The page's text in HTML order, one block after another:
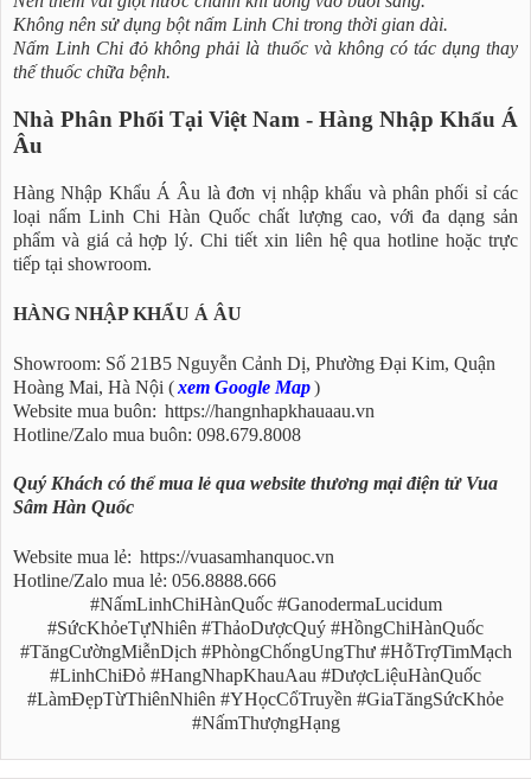
Không nên sử dụng bột nấm Linh Chi trong thời gian dài.
Nấm Linh Chi đỏ không phải là thuốc và không có tác dụng thay
thế thuốc chữa bệnh.
Nhà Phân Phối Tại Việt Nam - Hàng Nhập Khẩu Á
Âu
Hàng Nhập Khẩu Á Âu là đơn vị nhập khẩu và phân phối sỉ các
loại nấm Linh Chi Hàn Quốc chất lượng cao, với đa dạng sản
phẩm và giá cả hợp lý. Chi tiết xin liên hệ qua hotline hoặc trực
tiếp tại showroom.
HÀNG NHẬP KHẨU Á ÂU
Showroom: Số 21B5 Nguyễn Cảnh Dị, Phường Đại Kim, Quận
Hoàng Mai, Hà Nội (xem Google Map)
Website mua buôn: https://hangnhapkhauaau.vn
Hotline/Zalo mua buôn: 098.679.8008
Quý Khách có thể mua lẻ qua website thương mại điện tử Vua
Sâm Hàn Quốc
Website mua lẻ: https://vuasamhanquoc.vn
Hotline/Zalo mua lẻ: 056.8888.666
#NấmLinhChiHànQuốc #GanodermaLucidum
#SứcKhỏeTựNhiên #ThảoDượcQuý #HồngChiHànQuốc
#TăngCườngMiễnDịch #PhòngChốngUngThư #HỗTrợTimMạch
#LinhChiĐỏ #HangNhapKhauAau #DượcLiệuHànQuốc
#LàmĐẹpTừThiênNhiên #YHọcCổTruyền #GiaTăngSứcKhỏe
#NấmThượngHạng